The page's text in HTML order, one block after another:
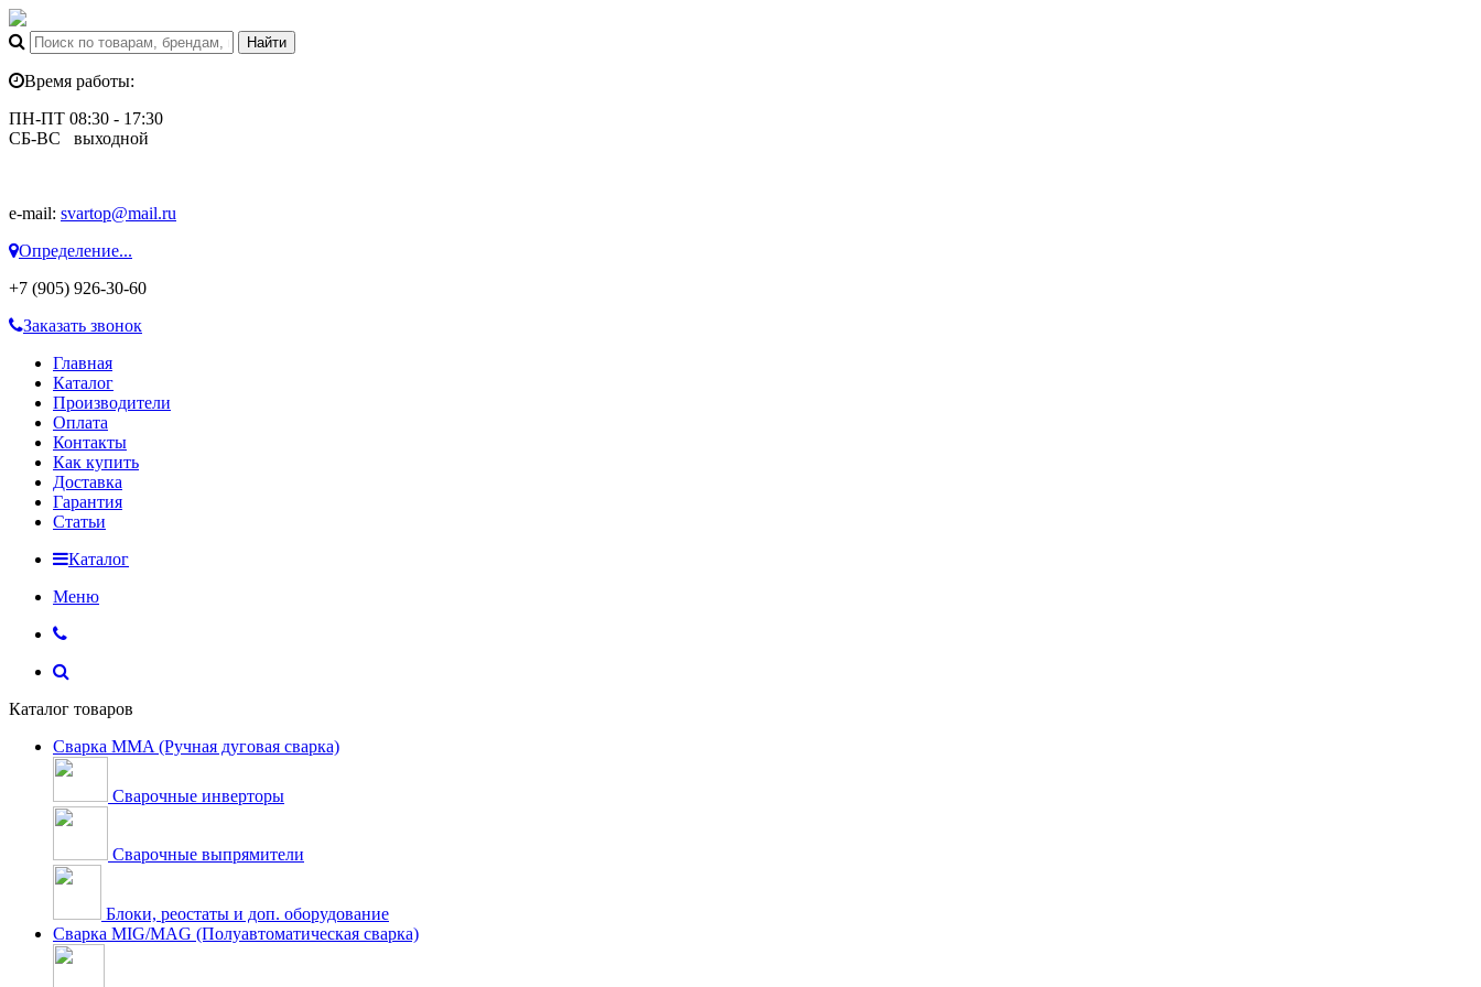
Время работы:
ПН-ПТ 08:30 - 17:30
СБ-ВС выходной
e-mail: svartop@mail.ru
Определение...
+7 (905) 926-30-60
Заказать звонок
Главная
Каталог
Производители
Оплата
Контакты
Как купить
Доставка
Гарантия
Статьи
Каталог
Меню
Каталог товаров
Сварка MMA (Ручная дуговая сварка)
Сварочные инверторы
Сварочные выпрямители
Блоки, реостаты и доп. оборудование
Сварка MIG/MAG (Полуавтоматическая сварка)